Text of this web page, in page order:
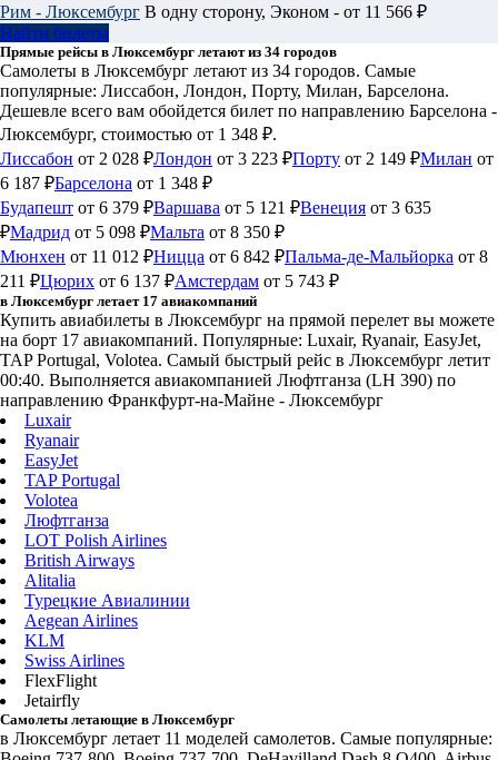
Рим - Люксембург В одну сторону, Эконом - от 11 566 ₽
Найти билеты
Прямые рейсы в Люксембург летают из 34 городов
Самолеты в Люксембург летают из 34 городов. Самые
популярные: Лиссабон, Лондон, Порту, Милан, Барселона.
Дешевле всего вам обойдется билет по направлению Барселона -
Люксембург, стоимостью от 1 348 ₽.
Лиссабон от 2 028 ₽Лондон от 3 223 ₽Порту от 2 149 ₽Милан от
6 187 ₽Барселона от 1 348 ₽
Будапешт от 6 379 ₽Варшава от 5 121 ₽Венеция от 3 635
₽Мадрид от 5 098 ₽Мальта от 8 350 ₽
Мюнхен от 11 012 ₽Ницца от 6 842 ₽Пальма-де-Мальйорка от 8
211 ₽Цюрих от 6 137 ₽Амстердам от 5 743 ₽
в Люксембург летает 17 авиакомпаний
Купить авиабилеты в Люксембург на прямой перелет вы можете
на борт 17 авиакомпаний. Популярные: Luxair, Ryanair, EasyJet,
TAP Portugal, Volotea. Самый быстрый рейс в Люксембург летит
00:40. Выполняется авиакомпанией Люфтганза (LH 390) по
направлению Франкфурт-на-Майне - Люксембург
Luxair
Ryanair
EasyJet
TAP Portugal
Volotea
Люфтганза
LOT Polish Airlines
British Airways
Alitalia
Турецкие Авиалинии
Aegean Airlines
KLM
Swiss Airlines
FlexFlight
Jetairfly
Самолеты летающие в Люксембург
в Люксембург летает 11 моделей самолетов. Самые популярные: